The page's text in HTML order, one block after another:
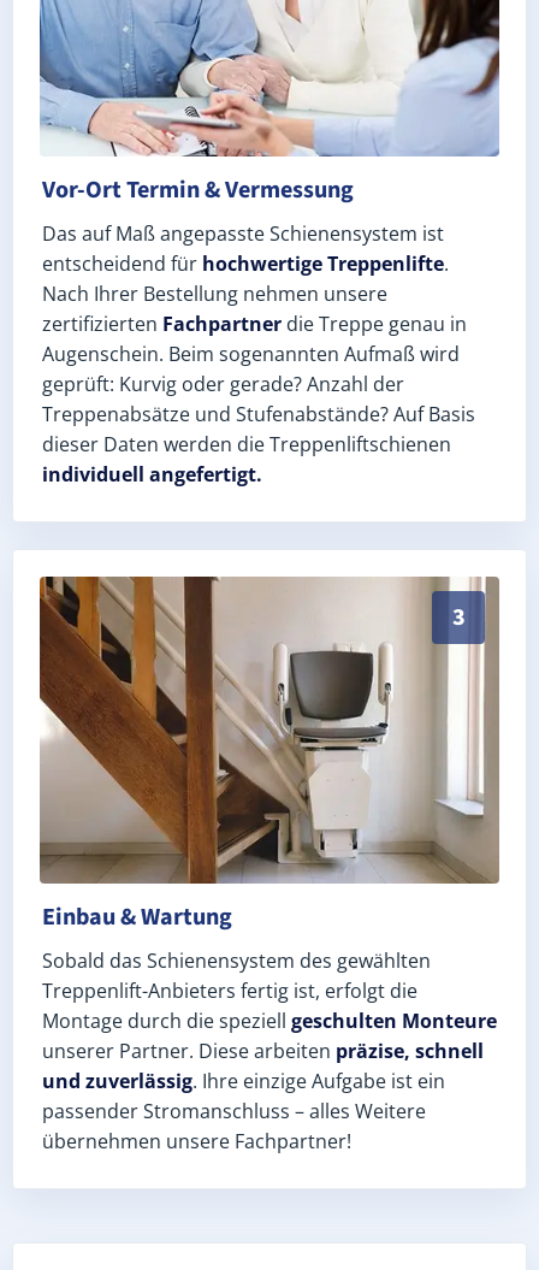
Vor-Ort Termin & Vermessung
Das auf Maß angepasste Schienensystem ist
entscheidend für hochwertige Treppenlifte.
Nach Ihrer Bestellung nehmen unsere
zertifizierten Fachpartner die Treppe genau in
Augenschein. Beim sogenannten Aufmaß wird
geprüft: Kurvig oder gerade? Anzahl der
Treppenabsätze und Stufenabstände? Auf Basis
dieser Daten werden die Treppenliftschienen
individuell angefertigt.
3
Schneller, sauberer Einbau durch zertifizierte
Einbau & Wartung
Sobald das Schienensystem des gewählten
Treppenlift-Anbieters fertig ist, erfolgt die
Montage durch die speziell geschulten Monteure
unserer Partner. Diese arbeiten präzise, schnell
und zuverlässig. Ihre einzige Aufgabe ist ein
passender Stromanschluss – alles Weitere
übernehmen unsere Fachpartner!